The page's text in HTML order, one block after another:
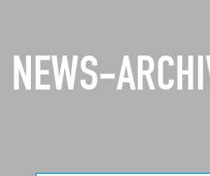
NEWS-